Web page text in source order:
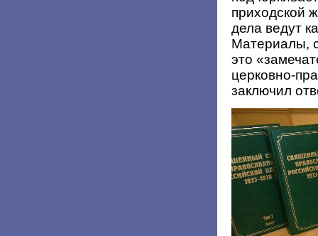
приходской
дела ведут
Материалы,
это
церковно-
заключил